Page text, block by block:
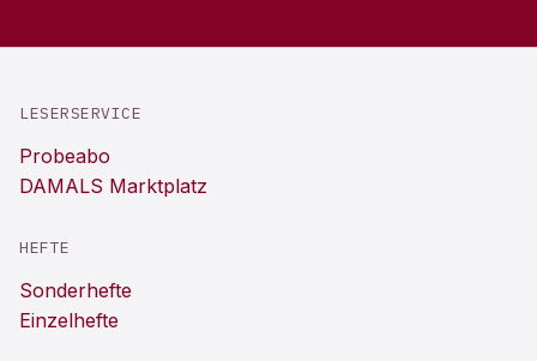
LESERSERVICE
Probeabo
DAMALS Marktplatz
HEFTE
Sonderhefte
Einzelhefte